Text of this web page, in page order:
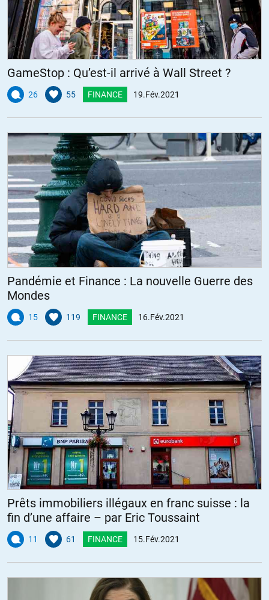
GameStop : Qu’est-il arrivé à Wall Street ?
26 55 FINANCE 19.Fév.2021
Pandémie et Finance : La nouvelle Guerre des
Mondes
15 119 FINANCE 16.Fév.2021
Prêts immobiliers illégaux en franc suisse : la
fin d’une affaire – par Eric Toussaint
11 61 FINANCE 15.Fév.2021